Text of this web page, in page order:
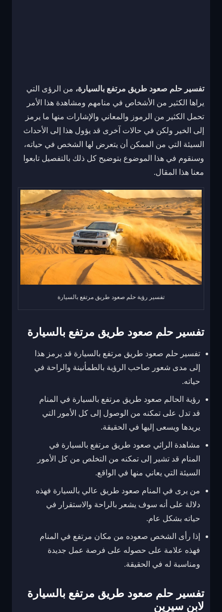
تفسير حلم صعود طريق مرتفع بالسيارة، من الرؤى التي
يراها الكثير من الأشخاص في منامهم ومشاهدة هذا الأمر
تحمل الكثير من الرموز والمعاني والإشارات منها ما يرمز
إلى الخير ولكن في حالات آخرى قد يؤول هذا إلى الأحداث
السيئة التي من الممكن أن يتعرض لها الشخص في حياته،
وسنقوم في هذا الموضوع بتوضيح كل ذلك بالتفصيل تابعوا
معنا هذا المقال.
تفسير رؤية حلم صعود طريق مرتفع بالسيارة
تفسير حلم صعود طريق مرتفع بالسيارة
تفسير حلم صعود طريق مرتفع بالسيارة قد يرمز هذا
إلى مدى شعور صاحب الرؤية بالطمأنينة والراحة في
حياته.
رؤية الحالم صعود طريق مرتفع بالسيارة في المنام
قد تدل على تمكنه من الوصول إلى كل الأمور التي
يريدها ويسعى إليها في الحقيقة.
مشاهدة الرائي صعود طريق مرتفع بالسيارة في
المنام قد تشير إلى تمكنه من التخلص من كل الأمور
السيئة التي يعاني منها في الواقع.
من يرى في المنام صعود طريق عالي بالسيارة فهذه
دلالة على أنه سوف يشعر بالراحة والاستقرار في
حياته بشكل عام.
إذا رأى الشخص صعوده من مكان مرتفع في المنام
فهذه علامة على حصوله على فرصة عمل جديدة
ومناسبة له في الحقيقة.
تفسير حلم صعود طريق مرتفع بالسيارة
لابن سيرين